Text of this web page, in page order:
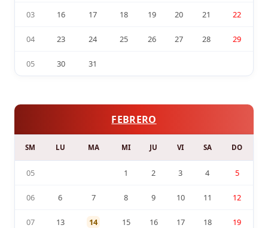
03 16 17 18 19 20 21 22
04 23 24 25 26 27 28 29
05 30 31
FEBRERO
SM LU MA MI JU VI SA DO
05 1 2 3 4 5
06 6 7 8 9 10 11 12
07 13 14 15 16 17 18 19